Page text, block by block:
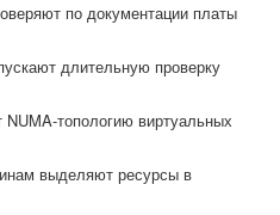
по документации платы
длительную проверку
топологию виртуальных
выделяют ресурсы в